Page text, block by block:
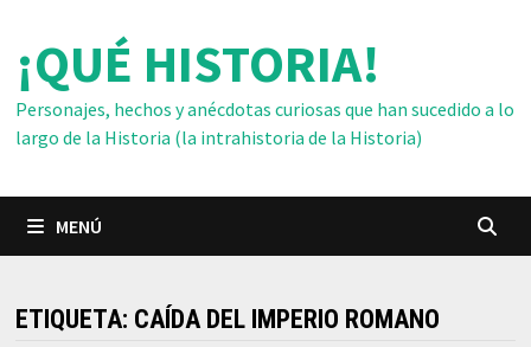
contenido
¡QUÉ HISTORIA!
Personajes, hechos y anécdotas curiosas que han sucedido a lo
largo de la Historia (la intrahistoria de la Historia)
MENÚ
ETIQUETA: CAÍDA DEL IMPERIO ROMANO